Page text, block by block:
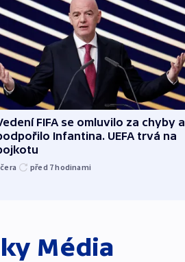
FIFA se omluvilo za chyby a
Infantina. UEFA trvá na
před 7hodinami
Média